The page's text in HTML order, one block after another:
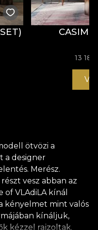
13 185
ötvözi a
a designer
Merész.
vesz abban az
VLAdiLA kínál
kényelmet mint valós
kínáljuk,
kézzel rajzoltak.